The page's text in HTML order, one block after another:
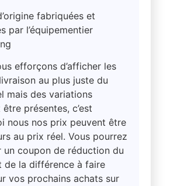
fabriquées et
par l’équipementier
efforçons d’afficher les
au plus juste du
mais des variations
présentes, c’est
nous nos prix peuvent être
au prix réel. Vous pourrez
un coupon de réduction du
de la différence à faire
vos prochains achats sur